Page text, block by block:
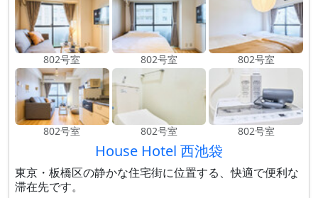
802号室 802号室 802号室
802号室 802号室 802号室
House Hotel 西池袋
東京・板橋区の静かな住宅街に位置する、快適で便利な
滞在先です。